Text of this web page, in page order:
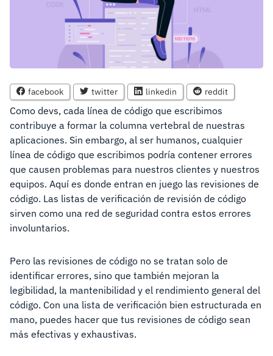
facebook twitter linkedin reddit
Como devs, cada línea de código que escribimos
contribuye a formar la columna vertebral de nuestras
aplicaciones. Sin embargo, al ser humanos, cualquier
línea de código que escribimos podría contener errores
que causen problemas para nuestros clientes y nuestros
equipos. Aquí es donde entran en juego las revisiones de
código. Las listas de verificación de revisión de código
sirven como una red de seguridad contra estos errores
involuntarios.
Pero las revisiones de código no se tratan solo de
identificar errores, sino que también mejoran la
legibilidad, la mantenibilidad y el rendimiento general del
código. Con una lista de verificación bien estructurada en
mano, puedes hacer que tus revisiones de código sean
más efectivas y exhaustivas.